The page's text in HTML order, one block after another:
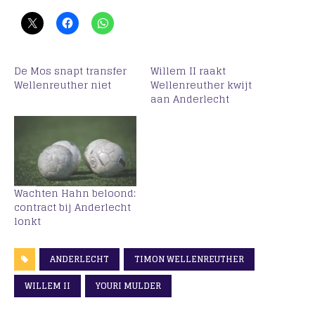
De Mos snapt transfer
Wellenreuther niet
Willem II raakt
Wellenreuther kwijt
aan Anderlecht
Wachten Hahn beloond:
contract bij Anderlecht
lonkt
ANDERLECHT
TIMON WELLENREUTHER
WILLEM II
YOURI MULDER